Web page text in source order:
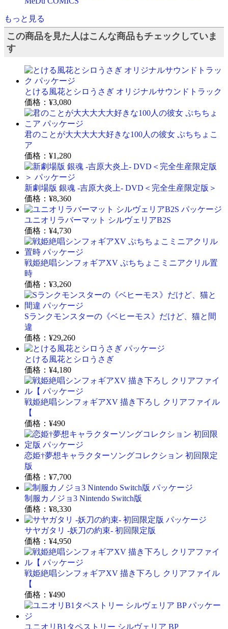
もっと見る
この商品を見た人はこんな商品もチェックしていま
す
とける風花とシロうさぎ オリジナルサウンドトラック
価格： ¥3,080
君のことが大大大大大好きな100人の彼女 ぷちちょこ
ア
価格： ¥1,280
新劇場版 銀魂 -吉原大炎上- DVD＜完全生産限定版＞
価格： ¥8,360
ユニオリラバーマット シルヴェリアB2S
価格： ¥4,730
戦姫絶唱シンフォギアXV ぷちちょこミニアクリル置
時
価格： ¥3,260
Sランクモンスターの《ベヒーモス》だけど、猫と間
違
価格： ¥29,260
とける風花とシロうさぎ
価格： ¥4,180
戦姫絶唱シンフォギアXV 描き下ろし クリアファイル
【
価格： ¥490
恋姫†夢想キャラクターソングコレクション 初回限定
版
価格： ¥7,700
制服カノジョ3 Nintendo Switch版
価格： ¥8,330
サヤガタリ -妖刀の約束- 初回限定版
価格： ¥4,950
戦姫絶唱シンフォギアXV 描き下ろし クリアファイル
【
価格： ¥490
ユニオリB1タペストリー シルヴェリア BP